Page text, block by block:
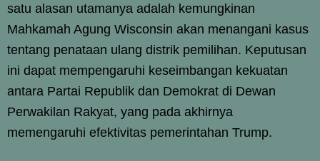
satu alasan utamanya adalah kemungkinan
Mahkamah Agung Wisconsin akan menangani kasus
tentang penataan ulang distrik pemilihan. Keputusan
ini dapat mempengaruhi keseimbangan kekuatan
antara Partai Republik dan Demokrat di Dewan
Perwakilan Rakyat, yang pada akhirnya
memengaruhi efektivitas pemerintahan Trump.